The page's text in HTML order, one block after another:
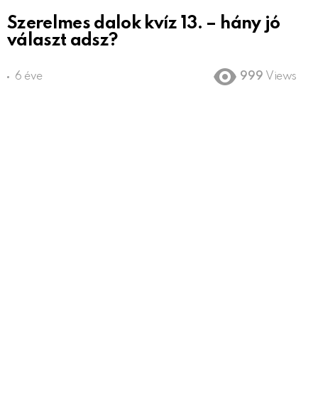
Szerelmes dalok kvíz 13. – hány jó
választ adsz?
6 éve 999 Views